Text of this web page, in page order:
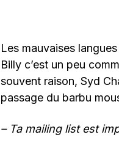
Les mauvaises
Billy c’est un peu
souvent raison, Syd
passage du barbu
– Ta mailing list est